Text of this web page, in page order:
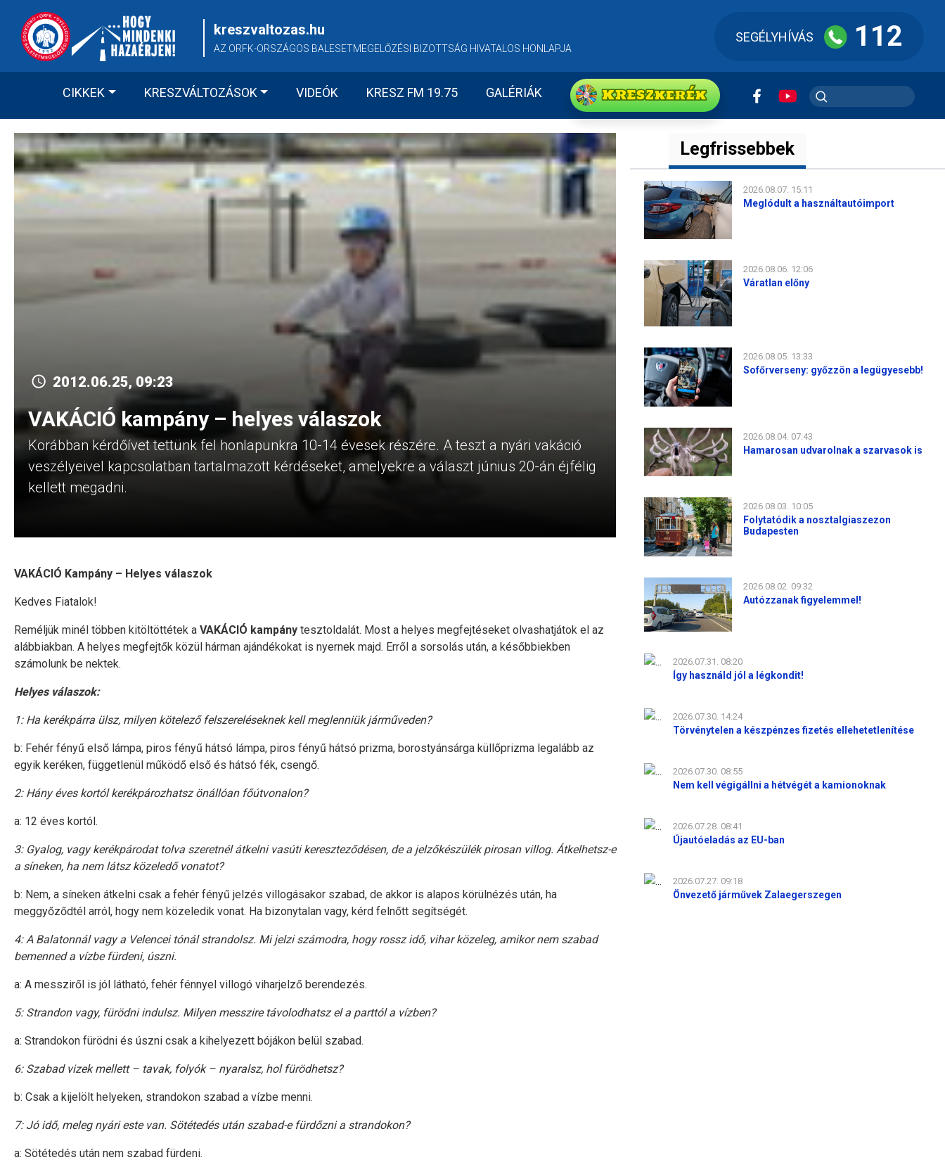
content
kreszvaltozas.hu
AZ ORFK-ORSZÁGOS BALESETMEGELŐZÉSI BIZOTTSÁG HIVATALOS HONLAPJA
SEGÉLYHÍVÁS 112
CIKKEK KRESZVÁLTOZÁSOK VIDEÓK KRESZ FM 19.75 GALÉRIÁK KRESZkerék
2012.06.25, 09:23
VAKÁCIÓ kampány – helyes válaszok
Korábban kérdőívet tettünk fel honlapunkra 10-14 évesek részére. A teszt a nyári vakáció
veszélyeivel kapcsolatban tartalmazott kérdéseket, amelyekre a választ június 20-án éjfélig
kellett megadni.
VAKÁCIÓ Kampány – Helyes válaszok
Kedves Fiatalok!
Reméljük minél többen kitöltöttétek a VAKÁCIÓ kampány tesztoldalát. Most a helyes megfejtéseket olvashatjátok el az
alábbiakban. A helyes megfejtők közül hárman ajándékokat is nyernek majd. Erről a sorsolás után, a későbbiekben
számolunk be nektek.
Helyes válaszok:
1: Ha kerékpárra ülsz, milyen kötelező felszereléseknek kell meglenniük járműveden?
b: Fehér fényű első lámpa, piros fényű hátsó lámpa, piros fényű hátsó prizma, borostyánsárga küllőprizma legalább az
egyik keréken, függetlenül működő első és hátsó fék, csengő.
2: Hány éves kortól kerékpározhatsz önállóan főútvonalon?
a: 12 éves kortól.
3: Gyalog, vagy kerékpárodat tolva szeretnél átkelni vasúti kereszteződésen, de a jelzőkészülék pirosan villog. Átkelhetsz-e
a síneken, ha nem látsz közeledő vonatot?
b: Nem, a síneken átkelni csak a fehér fényű jelzés villogásakor szabad, de akkor is alapos körülnézés után, ha
meggyőződtél arról, hogy nem közeledik vonat. Ha bizonytalan vagy, kérd felnőtt segítségét.
4: A Balatonnál vagy a Velencei tónál strandolsz. Mi jelzi számodra, hogy rossz idő, vihar közeleg, amikor nem szabad
bemenned a vízbe fürdeni, úszni.
a: A messziről is jól látható, fehér fénnyel villogó viharjelző berendezés.
5: Strandon vagy, fürödni indulsz. Milyen messzire távolodhatsz el a parttól a vízben?
a: Strandokon fürödni és úszni csak a kihelyezett bójákon belül szabad.
6: Szabad vizek mellett – tavak, folyók – nyaralsz, hol fürödhetsz?
b: Csak a kijelölt helyeken, strandokon szabad a vízbe menni.
7: Jó idő, meleg nyári este van. Sötétedés után szabad-e fürdőzni a strandokon?
a: Sötétedés után nem szabad fürdeni.
Legfrissebbek
2026.08.07. 15:11
Meglódult a használtautóimport
2026.08.06. 12:06
Váratlan előny
2026.08.05. 13:33
Sofőrverseny: győzzön a legügyesebb!
2026.08.04. 07:43
Hamarosan udvarolnak a szarvasok is
2026.08.03. 10:05
Folytatódik a nosztalgiaszezon
Budapesten
2026.08.02. 09:32
Autózzanak figyelemmel!
2026.07.31. 08:20
Így használd jól a légkondit!
2026.07.30. 14:24
Törvénytelen a készpénzes fizetés ellehetetlenítése
2026.07.30. 08:55
Nem kell végigállni a hétvégét a kamionoknak
2026.07.28. 08:41
Újautóeladás az EU-ban
2026.07.27. 09:18
Önvezető járművek Zalaegerszegen